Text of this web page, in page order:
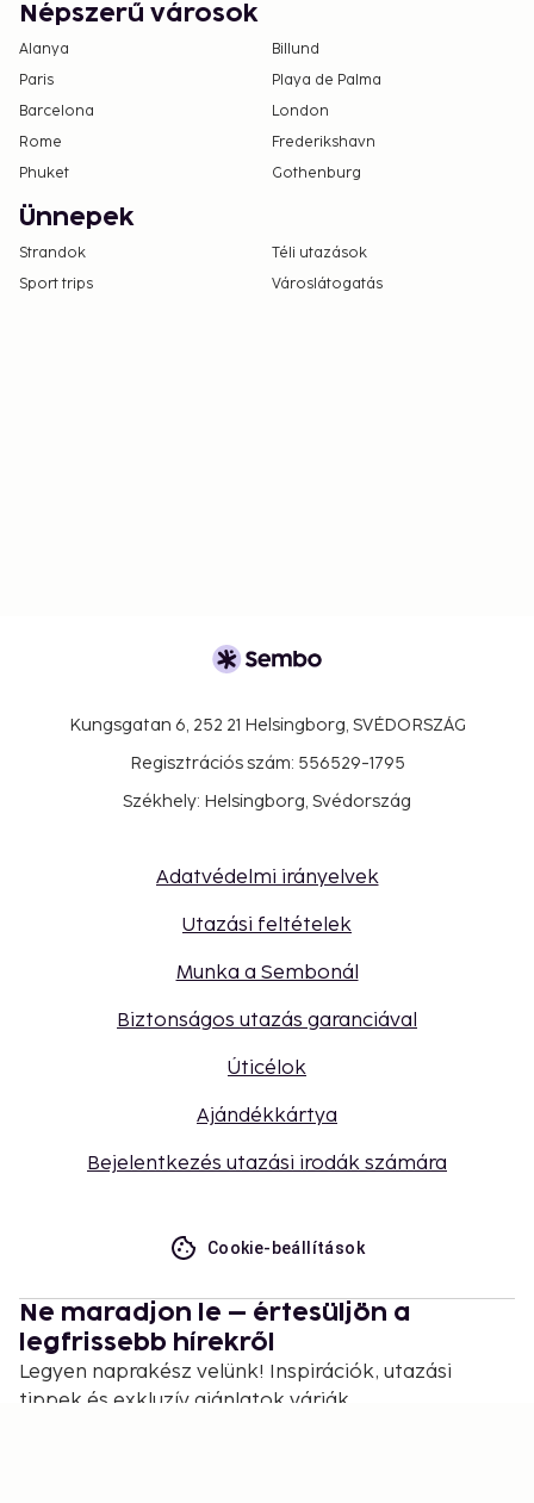
Népszerű városok
Alanya
Billund
Paris
Playa de Palma
Barcelona
London
Rome
Frederikshavn
Phuket
Gothenburg
Ünnepek
Strandok
Téli utazások
Sport trips
Városlátogatás
Kungsgatan 6, 252 21 Helsingborg, SVÉDORSZÁG
Regisztrációs szám: 556529-1795
Székhely: Helsingborg, Svédország
Adatvédelmi irányelvek
Utazási feltételek
Munka a Sembonál
Biztonságos utazás garanciával
Úticélok
Ajándékkártya
Bejelentkezés utazási irodák számára
Cookie-beállítások
Ne maradjon le – értesüljön a
legfrissebb hírekről
Legyen naprakész velünk! Inspirációk, utazási
tippek és exkluzív ajánlatok várják.